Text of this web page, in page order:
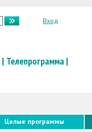
Вход
| Телепрограмма|
Целые программы